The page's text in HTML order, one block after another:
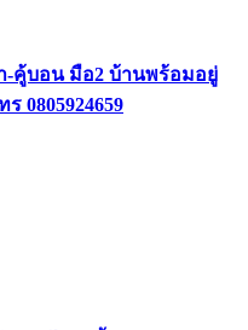
-คู้บอน มือ2 บ้านพร้อมอยู่
0805924659